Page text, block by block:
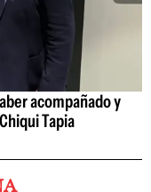
acompañado y
Tapia